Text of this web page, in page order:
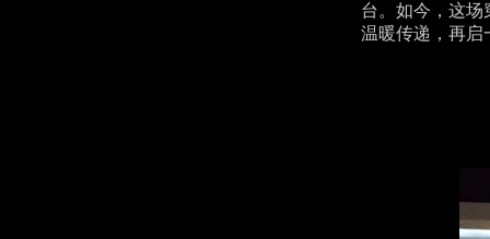
台。如今，这场
温暖传递，再启